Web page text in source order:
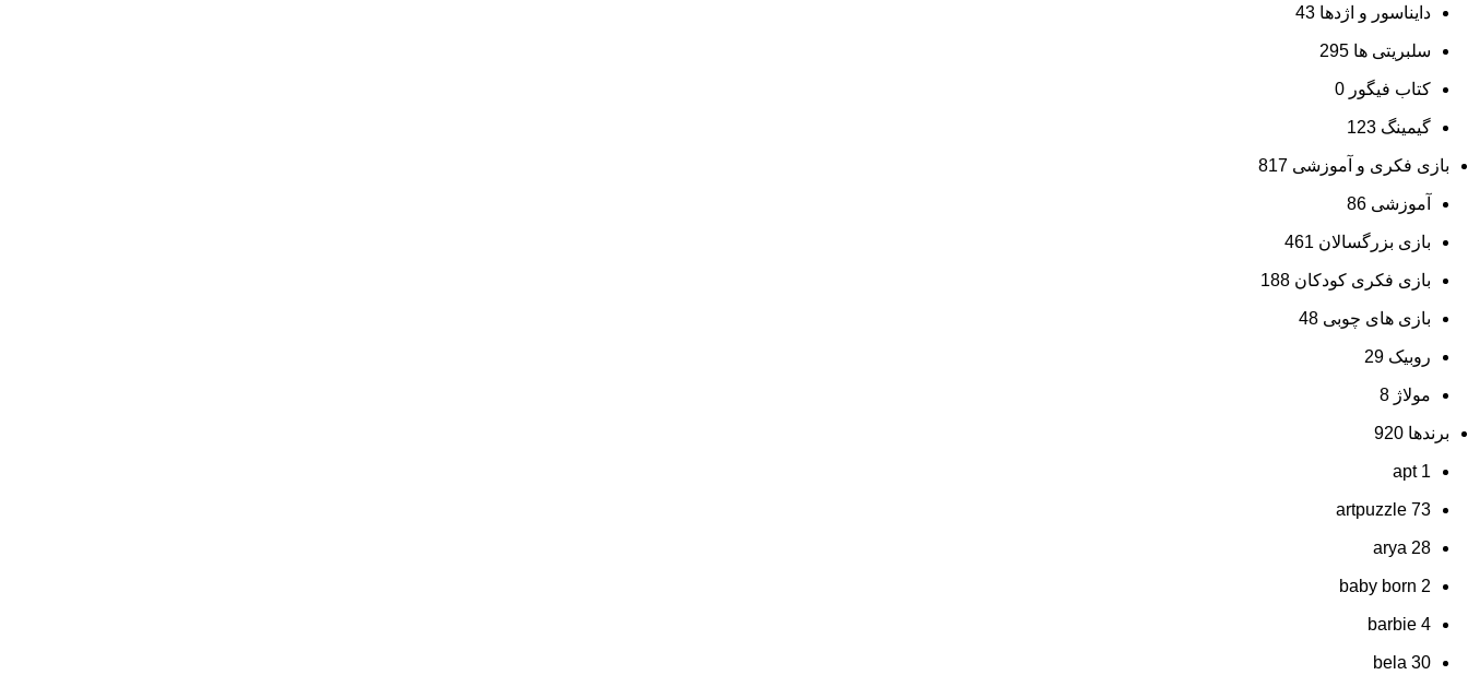
دایناسور و اژدها 43
سلبریتی ها 295
کتاب فیگور 0
گیمینگ 123
بازی فکری و آموزشی 817
آموزشی 86
بازی بزرگسالان 461
بازی فکری کودکان 188
بازی های چوبی 48
روبیک 29
مولاژ 8
برندها 920
apt 1
artpuzzle 73
arya 28
baby born 2
barbie 4
bela 30